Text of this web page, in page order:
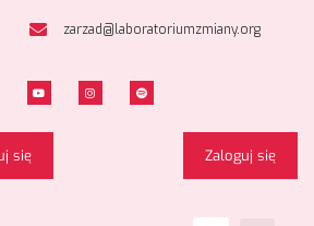
zarzad@laboratoriumzmiany.org
się Zaloguj się